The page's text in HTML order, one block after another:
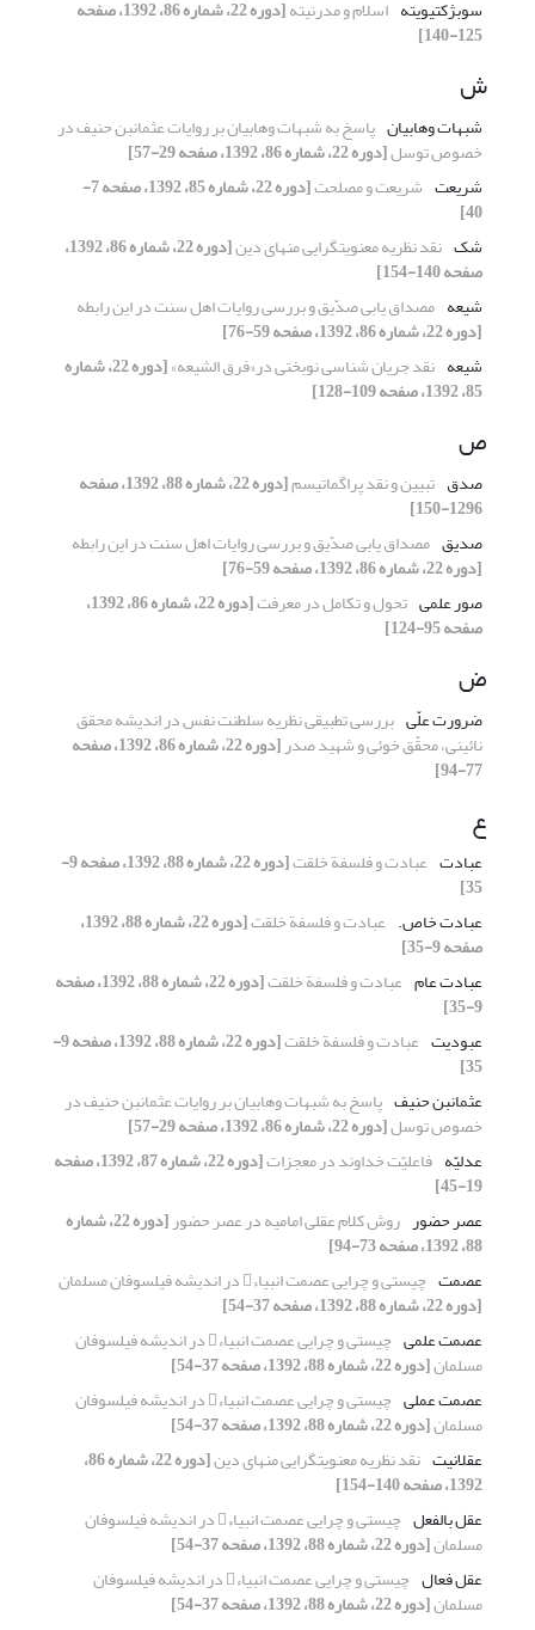
سوبژکتیویته اسلام و مدرنیته [دوره 22، شماره 86، 1392، صفحه
125-140]
ش
شبهات وهابیان پاسخ به شبهات وهابیان بر روایات عثمان‏بن حنیف در
خصوص توسل[دوره 22، شماره 86، 1392، صفحه 29-57]
شریعت شریعت و مصلحت [دوره 22، شماره 85، 1392، صفحه 7-
40]
شک نقد نظریه معنویت‏گرایی منهای دین [دوره 22، شماره 86، 1392،
صفحه 140-154]
شیعه مصداق یابی صدّیق و بررسی روایات اهل سنت در این رابطه
[دوره 22، شماره 86، 1392، صفحه 59-76]
شیعه نقد جریان شناسی نوبختی در«فرق الشیعه» [دوره 22، شماره
85، 1392، صفحه 109-128]
ص
صدق تبیین و نقد پراگماتیسم [دوره 22، شماره 88، 1392، صفحه
1296-150]
صدیق مصداق یابی صدّیق و بررسی روایات اهل سنت در این رابطه
[دوره 22، شماره 86، 1392، صفحه 59-76]
صور علمی تحول و تکامل در معرفت [دوره 22، شماره 86، 1392،
صفحه 95-124]
ض
ضرورت علّی بررسی تطبیقی نظریه سلطنت نفس در اندیشه محقق
نائینی، محقّق خوئی و شهید صدر [دوره 22، شماره 86، 1392، صفحه
77-94]
ع
عبادت عبادت و فلسفة خلقت [دوره 22، شماره 88، 1392، صفحه 9-
35]
عبادت خاص.‌ عبادت و فلسفة خلقت [دوره 22، شماره 88، 1392،
صفحه 9-35]
عبادت عام عبادت و فلسفة خلقت [دوره 22، شماره 88، 1392، صفحه
9-35]
عبودیت عبادت و فلسفة خلقت [دوره 22، شماره 88، 1392، صفحه 9-
35]
عثمان‏بن حنیف پاسخ به شبهات وهابیان بر روایات عثمان‏بن حنیف در
خصوص توسل[دوره 22، شماره 86، 1392، صفحه 29-57]
عدلیّه فاعلیّت خداوند در معجزات [دوره 22، شماره 87، 1392، صفحه
19-45]
عصر حضور روش کلام عقلی امامیه در عصر حضور [دوره 22، شماره
88، 1392، صفحه 73-94]
عصمت چیستی و چرایی عصمت انبیاء در اندیشه فیلسوفان مسلمان
[دوره 22، شماره 88، 1392، صفحه 37-54]
عصمت علمی
چیستی و چرایی عصمت انبیاء در اندیشه فیلسوفان
مسلمان[دوره 22، شماره 88، 1392، صفحه 37-54]
عصمت عملی
چیستی و چرایی عصمت انبیاء در اندیشه فیلسوفان
مسلمان[دوره 22، شماره 88، 1392، صفحه 37-54]
عقلانیت نقد نظریه معنویت‏گرایی منهای دین [دوره 22، شماره 86،
1392، صفحه 140-154]
عقل بالفعل
چیستی و چرایی عصمت انبیاء در اندیشه فیلسوفان
مسلمان[دوره 22، شماره 88، 1392، صفحه 37-54]
عقل فعال
چیستی و چرایی عصمت انبیاء در اندیشه فیلسوفان
مسلمان[دوره 22، شماره 88، 1392، صفحه 37-54]